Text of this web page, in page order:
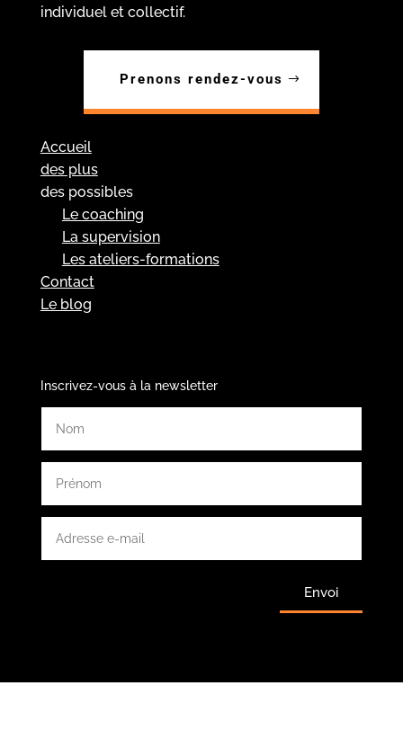
individuel et collectif.
Prenons rendez-vous
Accueil
des plus
des possibles
Le coaching
La supervision
Les ateliers-formations
Contact
Le blog
Inscrivez-vous à la newsletter
Envoi